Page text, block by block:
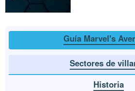
Guía Marvel's
Sectores de
Historia